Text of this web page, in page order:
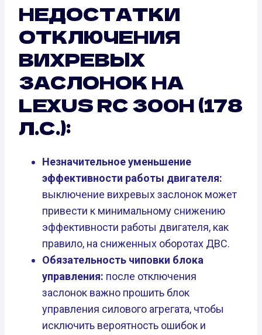
НЕДОСТАТКИ
ОТКЛЮЧЕНИЯ
ВИХРЕВЫХ
ЗАСЛОНОК НА
LEXUS RC 300H (178
Л.С.):
Незначительное уменьшение
эффективности работы двигателя:
выключение вихревых заслонок может
привести к минимальному снижению
эффективности работы двигателя, как
правило, на сниженных оборотах ДВС.
Обязательность чиповки блока
управления: после отключения
заслонок важно прошить блок
управления силового агрегата, чтобы
исключить вероятность ошибок и